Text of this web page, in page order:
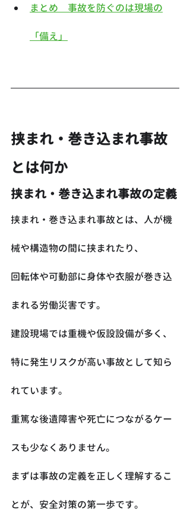
まとめ　事故を防ぐのは現場の
「備え」
挟まれ・巻き込まれ事故
とは何か
挟まれ・巻き込まれ事故の定義
挟まれ・巻き込まれ事故とは、人が機
械や構造物の間に挟まれたり、
回転体や可動部に身体や衣服が巻き込
まれる労働災害です。
建設現場では重機や仮設設備が多く、
特に発生リスクが高い事故として知ら
れています。
重篤な後遺障害や死亡につながるケー
スも少なくありません。
まずは事故の定義を正しく理解するこ
とが、安全対策の第一歩です。